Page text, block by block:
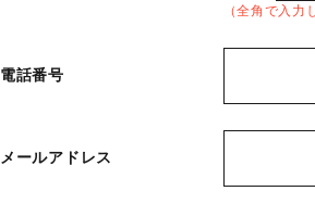
（全角で入力
電話番号
メールアドレス